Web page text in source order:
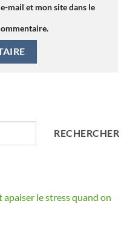
mail et mon site dans le
RECHERCHER
le stress quand on